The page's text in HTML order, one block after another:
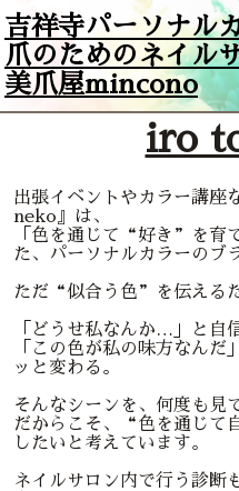
吉祥寺パーソナル
爪のためのネイル
美爪屋mincono
iro
出張イベントやカラー講座
neko』は、
「色を通じて“好き”を育
た、パーソナルカラーのブ
ただ“似合う色”を伝える
「どうせ私なんか…」と自
「この色が私の味方なん
ッと変わる。
そんなシーンを、何度も見
だからこそ、“色を通じて
したいと考えています。
ネイルサロン内で行う診断